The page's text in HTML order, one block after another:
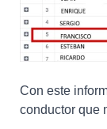
Con este
conductor que